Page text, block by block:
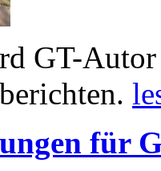
GT-
für